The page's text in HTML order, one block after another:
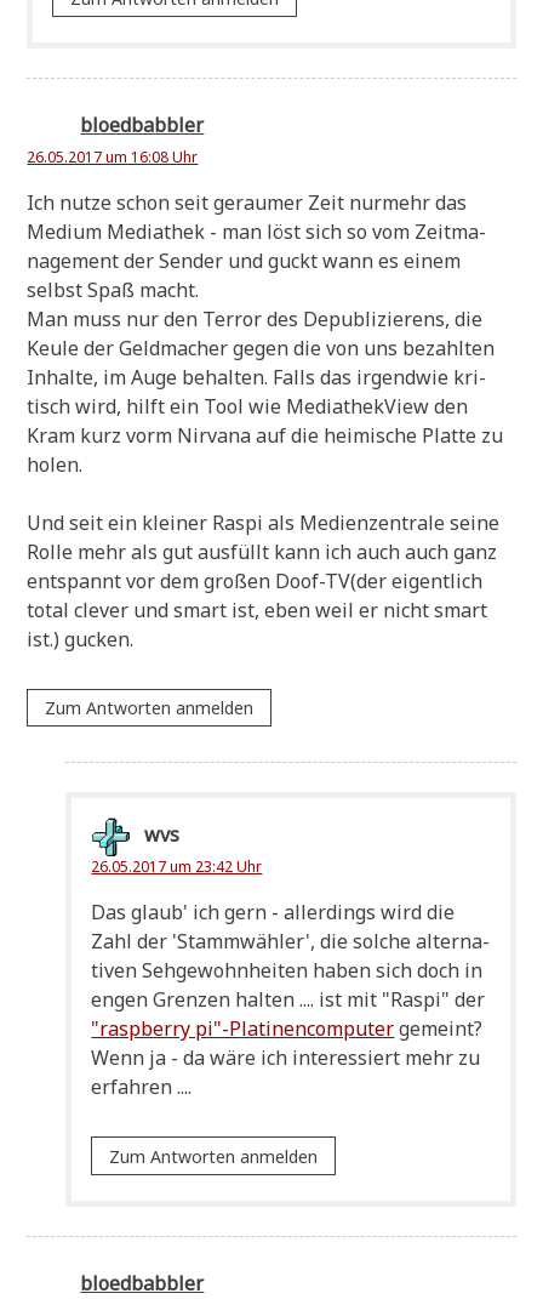
bloedbabbler
26.05.2017 um 16:08 Uhr
Ich nut­ze schon seit gerau­mer Zeit nur­mehr das
Medi­um Media­thek - man löst sich so vom Zeit­ma­
nage­ment der Sen­der und guckt wann es einem
selbst Spaß macht.
Man muss nur den Ter­ror des Depu­bli­zie­rens, die
Keu­le der Geld­ma­cher gegen die von uns bezahl­ten
Inhal­te, im Auge behal­ten. Falls das irgend­wie kri­
tisch wird, hilft ein Tool wie Media­thek­View den
Kram kurz vorm Nir­va­na auf die hei­mi­sche Plat­te zu
holen.
Und seit ein klei­ner Raspi als Medi­en­zen­tra­le sei­ne
Rol­le mehr als gut aus­füllt kann ich auch auch ganz
ent­spannt vor dem gro­ßen Doof-TV(der eigent­lich
total cle­ver und smart ist, eben weil er nicht smart
ist.) gucken.
Zum Antworten anmelden
wvs
26.05.2017 um 23:42 Uhr
Das glaub' ich gern - aller­dings wird die
Zahl der 'Stamm­wäh­ler', die sol­che alter­na­
ti­ven Seh­ge­wohn­hei­ten haben sich doch in
engen Gren­zen hal­ten .... ist mit "Raspi" der
"raspber­ry pi"-Platinencomputergemeint?
Wenn ja - da wäre ich inter­es­siert mehr zu
erfahren ....
Zum Antworten anmelden
bloedbabbler